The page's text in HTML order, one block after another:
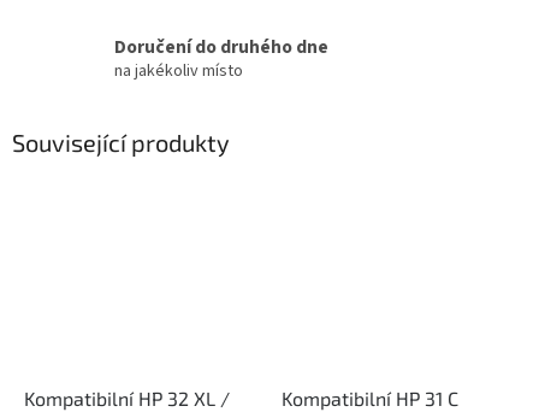
Doručení do druhého dne
na jakékoliv místo
Související produkty
Kompatibilní HP 32 XL /
Kompatibilní HP 31 C